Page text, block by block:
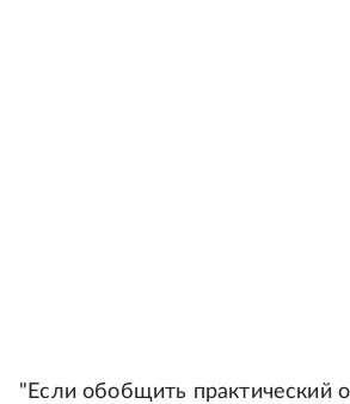
"Если обобщить практический